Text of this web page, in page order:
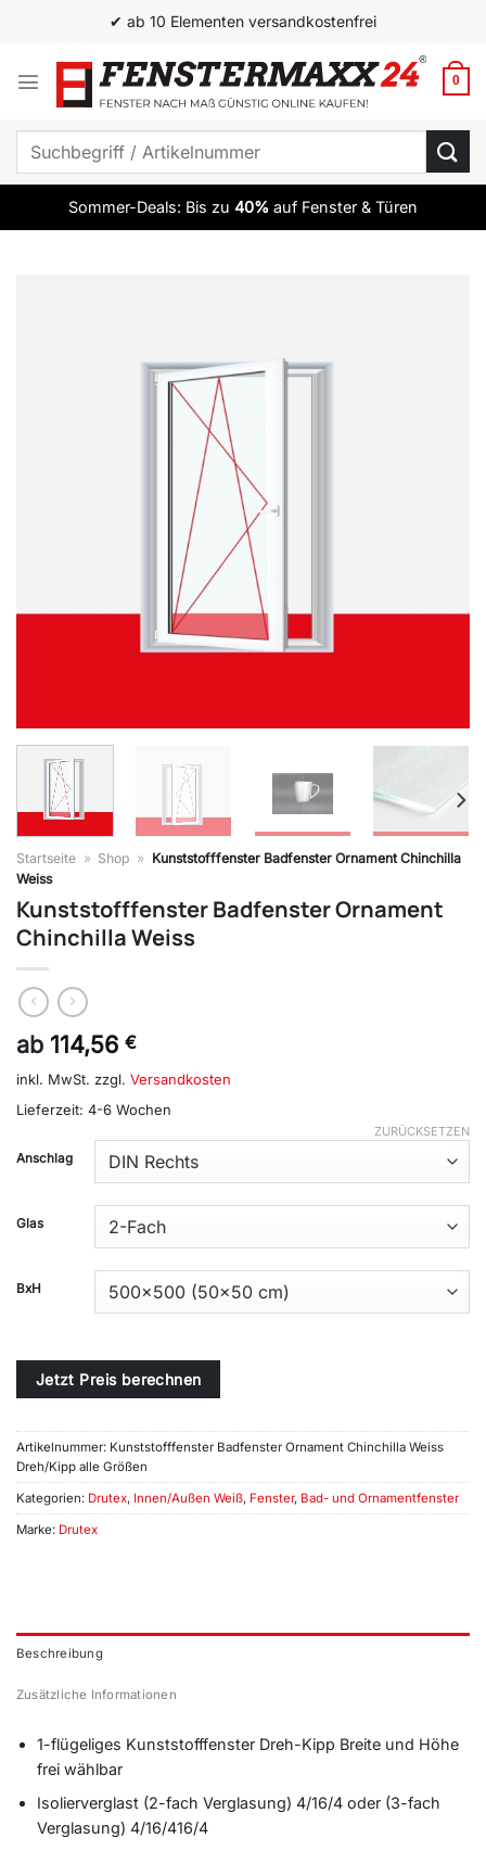
springen
✔ ab 10 Elementen versandkostenfrei
0
Suchen
Sommer-Deals: Bis zu 40% auf Fenster & Türen
Startseite » Shop » Kunststofffenster Badfenster Ornament Chinchilla
Weiss
Kunststofffenster Badfenster Ornament
Chinchilla Weiss
ab 114,56 €
inkl. MwSt. zzgl. Versandkosten
Lieferzeit: 4-6 Wochen
Anschlag
Glas
BxH
ZURÜCKSETZEN
Jetzt Preis berechnen
Artikelnummer: Kunststofffenster Badfenster Ornament Chinchilla Weiss
Dreh/Kipp alle Größen
Kategorien: Drutex, Innen/Außen Weiß, Fenster, Bad- und Ornamentfenster
Marke: Drutex
Beschreibung
Zusätzliche Informationen
1-flügeliges Kunststofffenster Dreh-Kipp Breite und Höhe
frei wählbar
Isolierverglast (2-fach Verglasung) 4/16/4 oder (3-fach
Verglasung) 4/16/416/4